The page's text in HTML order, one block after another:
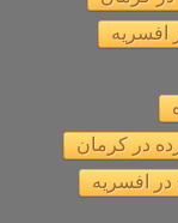
افسریه
در کرمان
در افسریه